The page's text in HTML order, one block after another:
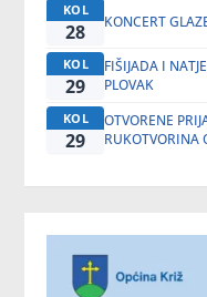
KOL
28 KONCERT
KOL
29
FIŠIJADA I
PLOVAK
KOL
29
OTVORENE
RUKOTVORINA